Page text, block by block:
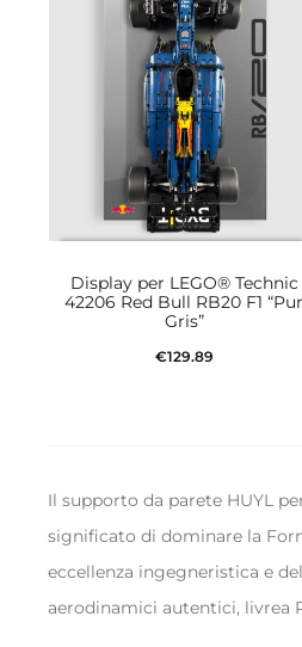
Display per LEGO® Technic
42206 Red Bull RB20 F1 “Pur
Gris”
€129.89
Il supporto da parete HUYL
significato di dominare la
eccellenza ingegneristica e
aerodinamici autentici, livrea